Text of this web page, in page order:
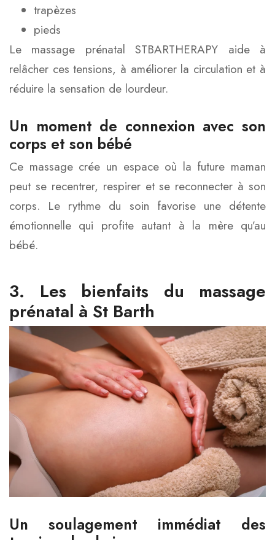
trapèzes
pieds
Le massage prénatal STBARTHERAPY aide à
relâcher ces tensions, à améliorer la circulation et à
réduire la sensation de lourdeur.
Un moment de connexion avec son
corps et son bébé
Ce massage crée un espace où la future maman
peut se recentrer, respirer et se reconnecter à son
corps. Le rythme du soin favorise une détente
émotionnelle qui profite autant à la mère qu’au
bébé.
3. Les bienfaits du massage
prénatal à St Barth
Un soulagement immédiat des